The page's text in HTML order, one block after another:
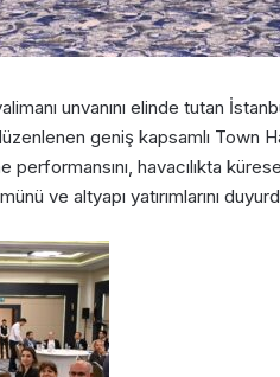
unvanını elinde tutan
geniş kapsamlı Town
performansını, havacılıkta
ve altyapı yatırımlarını